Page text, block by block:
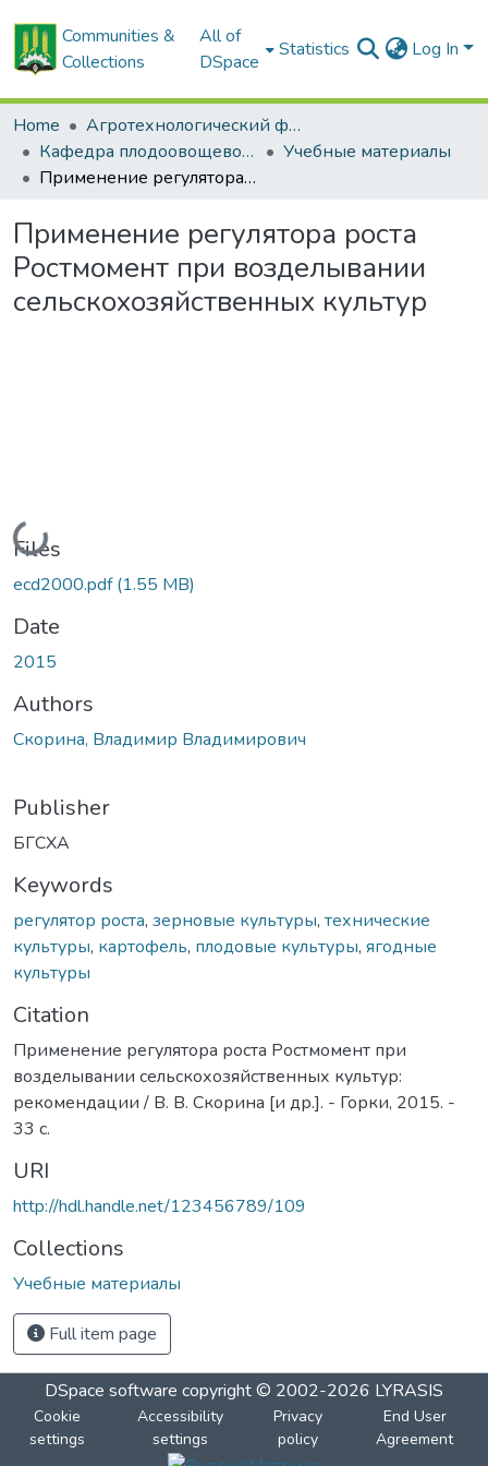
Communities &
Collections
All of
DSpace
Statistics Log In
Home
Агротехнологический факультет
Кафедра плодоовощеводства
Учебные материалы
Применение регулятора роста Ростмомент при возделывании сельскохозяйственных культур
Применение регулятора роста
Ростмомент при возделывании
сельскохозяйственных культур
Loading...
Files
ecd2000.pdf(1.55 MB)
Date
2015
Authors
Скорина, Владимир Владимирович
Publisher
БГСХА
Keywords
регулятор роста, зерновые культуры, технические
культуры, картофель, плодовые культуры, ягодные
культуры
Citation
Применение регулятора роста Ростмомент при
возделывании сельскохозяйственных культур:
рекомендации / В. В. Скорина [и др.]. - Горки, 2015. -
33 с.
URI
http://hdl.handle.net/123456789/109
Collections
Учебные материалы
Full item page
DSpace software copyright © 2002-2026 LYRASIS
Cookie
settings
Accessibility
settings
Privacy
policy
End User
Agreement